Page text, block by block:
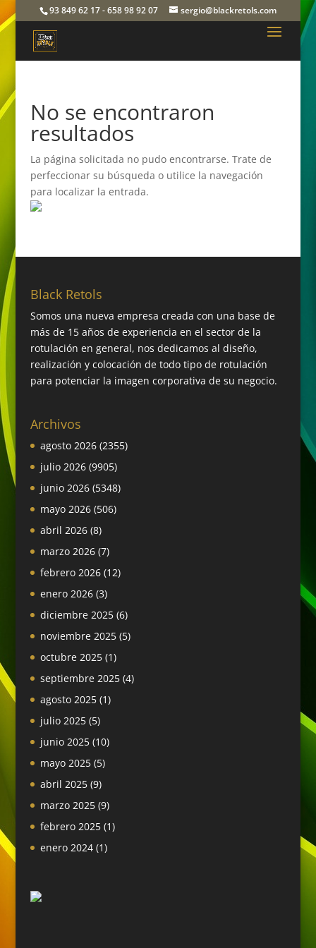
93 849 62 17 - 658 98 92 07 sergio@blackretols.com
No se encontraron
resultados
La página solicitada no pudo encontrarse. Trate de
perfeccionar su búsqueda o utilice la navegación
para localizar la entrada.
Black Retols
Somos una nueva empresa creada con una base de
más de 15 años de experiencia en el sector de la
rotulación en general, nos dedicamos al diseño,
realización y colocación de todo tipo de rotulación
para potenciar la imagen corporativa de su negocio.
Archivos
agosto 2026(2355)
julio 2026(9905)
junio 2026(5348)
mayo 2026(506)
abril 2026(8)
marzo 2026(7)
febrero 2026(12)
enero 2026(3)
diciembre 2025(6)
noviembre 2025(5)
octubre 2025(1)
septiembre 2025(4)
agosto 2025(1)
julio 2025(5)
junio 2025(10)
mayo 2025(5)
abril 2025(9)
marzo 2025(9)
febrero 2025(1)
enero 2024(1)